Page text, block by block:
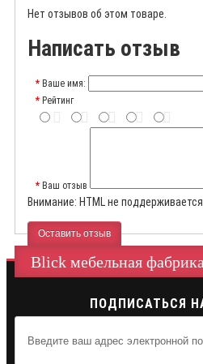
Нет отзывов об этом товаре.
Написать отзыв
Ваше имя:
Рейтинг
Ваш отзыв
Внимание: HTML не
Оставить отзыв
Blick мебельная фабрика
ПОДПИСАТЬСЯ